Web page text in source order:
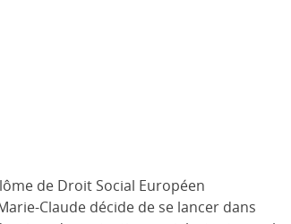
de Droit Social Européen
Claude décide de se lancer dans